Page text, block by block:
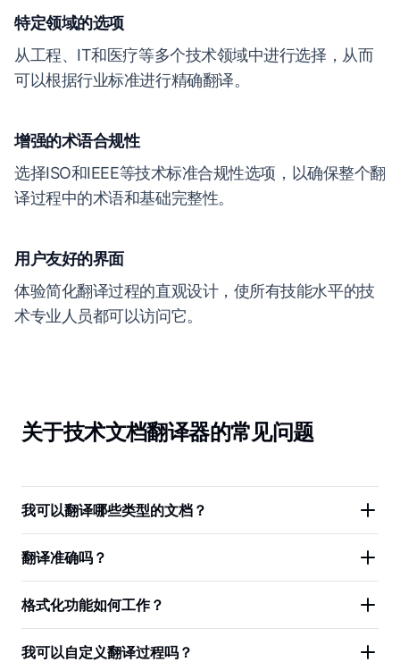
特定领域的选项
从工程、IT和医疗等多个技术领域中进行选择，从而
可以根据行业标准进行精确翻译。
增强的术语合规性
选择ISO和IEEE等技术标准合规性选项，以确保整个翻
译过程中的术语和基础完整性。
用户友好的界面
体验简化翻译过程的直观设计，使所有技能水平的技
术专业人员都可以访问它。
关于技术文档翻译器的常见问题
我可以翻译哪些类型的文档？
翻译准确吗？
格式化功能如何工作？
我可以自定义翻译过程吗？